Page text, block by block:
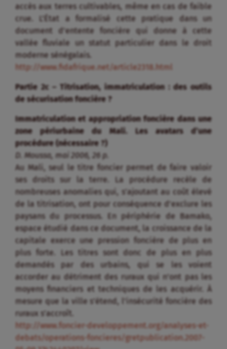
accès aux terres cultivables, même en cas de faible
crue. L’État a formalisé cette pratique dans un
document d’entente foncière qui donne à cette
vallée fluviale un statut particulier dans le droit
moderne sénégalais.
http://www.fidafrique.net/article2318.html
Partie 2c – Titrisation, immatriculation : des outils
de sécurisation foncière ?
Immatriculation et appropriation foncière dans une
zone périurbaine du Mali. Les avatars d’une
procédure (nécessaire ?)
D. Moussa, mai 2006, 26 p.
Au Mali, seul le titre foncier permet de faire valoir
ses droits sur la terre. La procédure recèle de
nombreuses anomalies qui, s’ajoutant au coût élevé
de la titrisation, ont pour conséquence d’exclure les
paysans du processus. En périphérie de Bamako,
espace étudié dans ce document, la croissance de la
capitale exerce une pression foncière de plus en
plus forte. Les titres sont donc de plus en plus
demandés par des urbains, qui se les voient
accorder au détriment des ruraux qui n’ont pas les
moyens financiers et techniques de les acquérir. À
mesure que la ville s’étend, l’insécurité foncière des
ruraux s’accroît.
http://www.foncier-developpement.org/analyses-et-
debats/operations-foncieres/gretpublication.2007-